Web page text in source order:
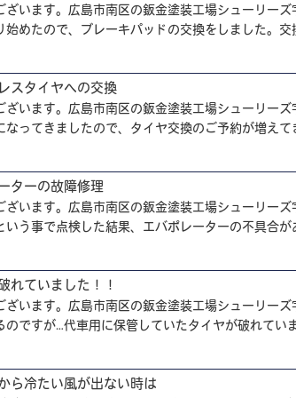
ざいます。広島市南区の鈑金塗装工場シューリー
始めたので、ブレーキパッドの交換をしました。交
スタイヤへの交換
ざいます。広島市南区の鈑金塗装工場シューリー
なってきましたので、タイヤ交換のご予約が増えて
ターの故障修理
ざいます。広島市南区の鈑金塗装工場シューリー
いう事で点検した結果、エバポレーターの不具合が
れていました！！
ざいます。広島市南区の鈑金塗装工場シューリー
のですが…代車用に保管していたタイヤが破れてい
ら冷たい風が出ない時は